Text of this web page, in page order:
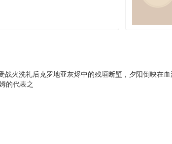
战火洗礼后克罗地亚灰烬中的残垣断壁，夕阳倒映在
的代表之